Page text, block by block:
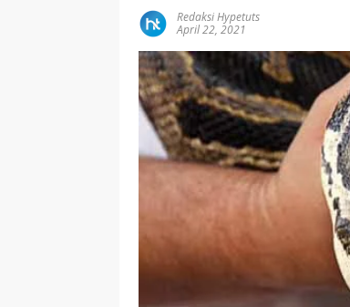
Redaksi Hypetuts
April 22, 2021